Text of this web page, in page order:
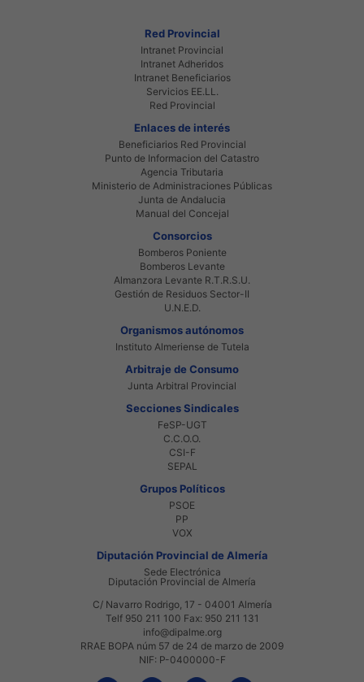
Red Provincial
Intranet Provincial
Intranet Adheridos
Intranet Beneficiarios
Servicios EE.LL.
Red Provincial
Enlaces de interés
Beneficiarios Red Provincial
Punto de Informacion del Catastro
Agencia Tributaria
Ministerio de Administraciones Públicas
Junta de Andalucia
Manual del Concejal
Consorcios
Bomberos Poniente
Bomberos Levante
Almanzora Levante R.T.R.S.U.
Gestión de Residuos Sector-II
U.N.E.D.
Organismos autónomos
Instituto Almeriense de Tutela
Arbitraje de Consumo
Junta Arbitral Provincial
Secciones Sindicales
FeSP-UGT
C.C.O.O.
CSI-F
SEPAL
Grupos Políticos
PSOE
PP
VOX
Diputación Provincial de Almería
Sede Electrónica
Diputación Provincial de Almería
C/ Navarro Rodrigo, 17 - 04001 Almería
Telf 950 211 100 Fax: 950 211 131
info@dipalme.org
RRAE BOPA núm 57 de 24 de marzo de 2009
NIF: P-0400000-F